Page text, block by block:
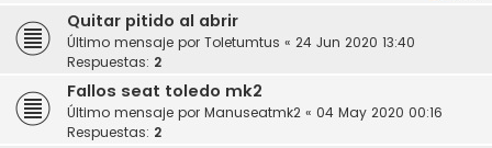
Quitar pitido al abrir
Último mensaje por Toletumtus « 24 Jun 2020 13:40
Respuestas: 2
Fallos seat toledo mk2
Último mensaje por Manuseatmk2 « 04 May 2020 00:16
Respuestas: 2